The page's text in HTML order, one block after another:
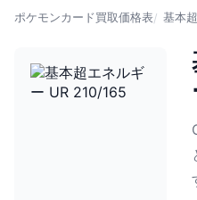
ポケモンカード買取価格表 基本